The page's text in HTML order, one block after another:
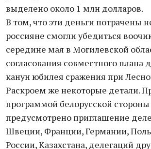
выделено около 1 млн долларов.
В том, что эти деньги потрачены
россияне смогли убедиться
середине мая в Могилевской
согласования совместного плана
канун юбилея сражения при
Раскроем же некоторые детали.
программой белорусской стороны
предусмотрено приглашение
Швеции, Франции, Германии,
России, Казахстана, делегаций